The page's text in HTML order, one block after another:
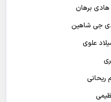
برهان
علوی
ریحانی